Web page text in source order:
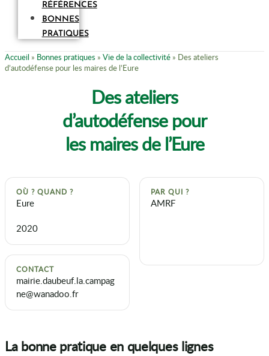
RÉFÉRENCES
BONNES
PRATIQUES
Accueil » Bonnes pratiques » Vie de la collectivité » Des ateliers
d’autodéfense pour les maires de l’Eure
Des ateliers
d’autodéfense pour
les maires de l’Eure
OÙ ? QUAND ?
Eure
2020
PAR QUI ?
AMRF
CONTACT
mairie.daubeuf.la.campag
ne@wanadoo.fr
La bonne pratique en quelques lignes